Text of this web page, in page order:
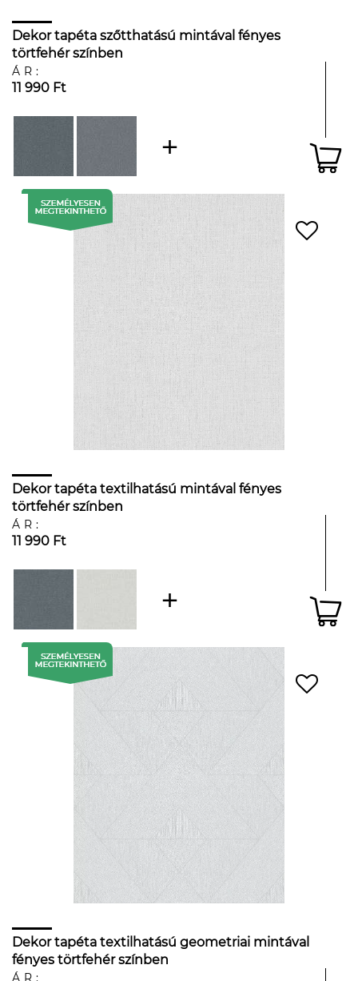
Dekor tapéta szőtthatású mintával fényes
törtfehér színben
ÁR:
11 990 Ft
Dekor tapéta textilhatású mintával fényes
törtfehér színben
ÁR:
11 990 Ft
Dekor tapéta textilhatású geometriai mintával
fényes törtfehér színben
ÁR: